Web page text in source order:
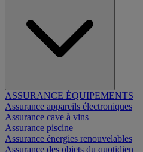
ASSURANCE ÉQUIPEMENTS
Assurance appareils électroniques
Assurance cave à vins
Assurance piscine
Assurance énergies renouvelables
Assurance des objets du quotidien